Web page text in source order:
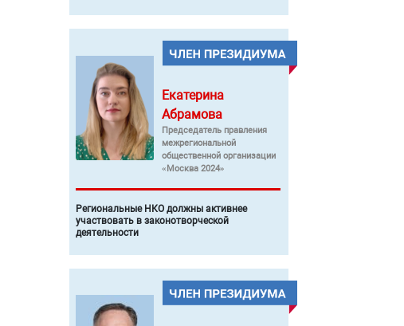
Екатерина
Абрамова
Председатель правления
межрегиональной
общественной организации
«Москва 2024»
Региональные НКО должны активнее
участвовать в законотворческой
деятельности